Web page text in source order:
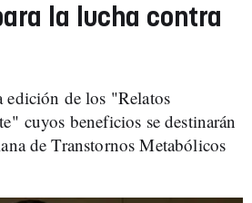
la lucha contra
edición de los "Relatos
cuyos beneficios se destinarán
de Transtornos Metabólicos